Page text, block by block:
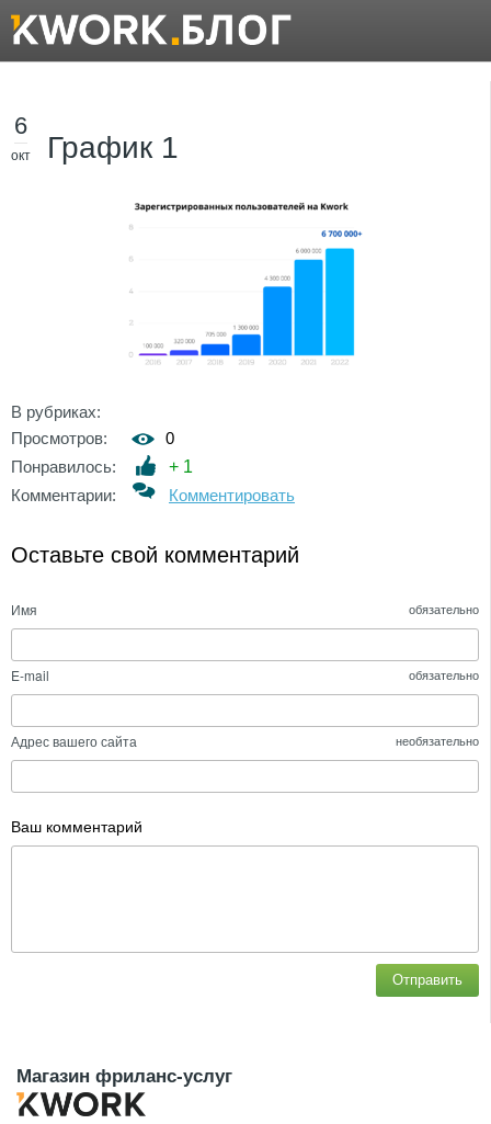
6
окт График 1
В рубриках:
Просмотров:
0
Понравилось:
+ 1
Комментарии:
Комментировать
Оставьте свой комментарий
Имя обязательно
E-mail обязательно
Адрес вашего сайта необязательно
Ваш комментарий
Отправить
Магазин фриланс-услуг